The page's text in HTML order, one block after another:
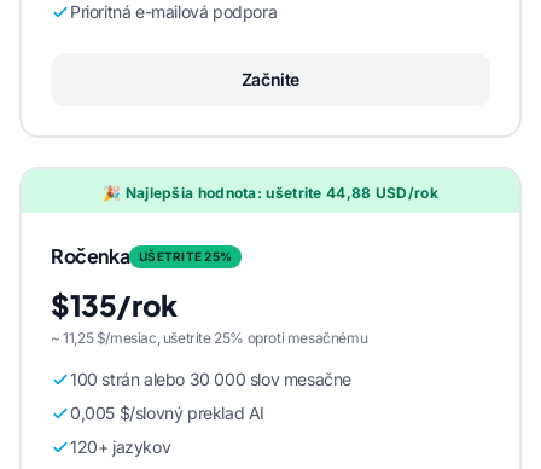
Prioritná e-mailová podpora
Začnite
🎉 Najlepšia hodnota: ušetrite 44,88 USD/rok
Ročenka UŠETRITE 25%
$135/rok
~ 11,25 $/mesiac, ušetrite 25% oproti mesačnému
100 strán alebo 30 000 slov mesačne
0,005 $/slovný preklad AI
120+ jazykov